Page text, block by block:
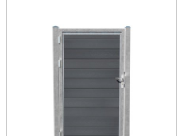
Støvblæser
Støvsugertilbehør